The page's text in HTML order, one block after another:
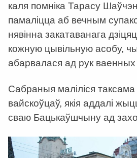
каля помніка Тарасу
памаліцца аб вечным
нявінна закатаванага
кожную цывільную асобу,
абарвалася ад рук
Сабраныя маліліся таксама
вайскоўцаў, якія аддалі
сваю Бацькаўшчыну ад